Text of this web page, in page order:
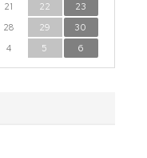
21 22
23
28 29
30
4 5 6